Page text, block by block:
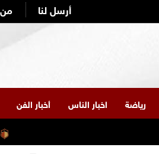
أرسل لنا
رياضة اخبار الناس أخبار الفن